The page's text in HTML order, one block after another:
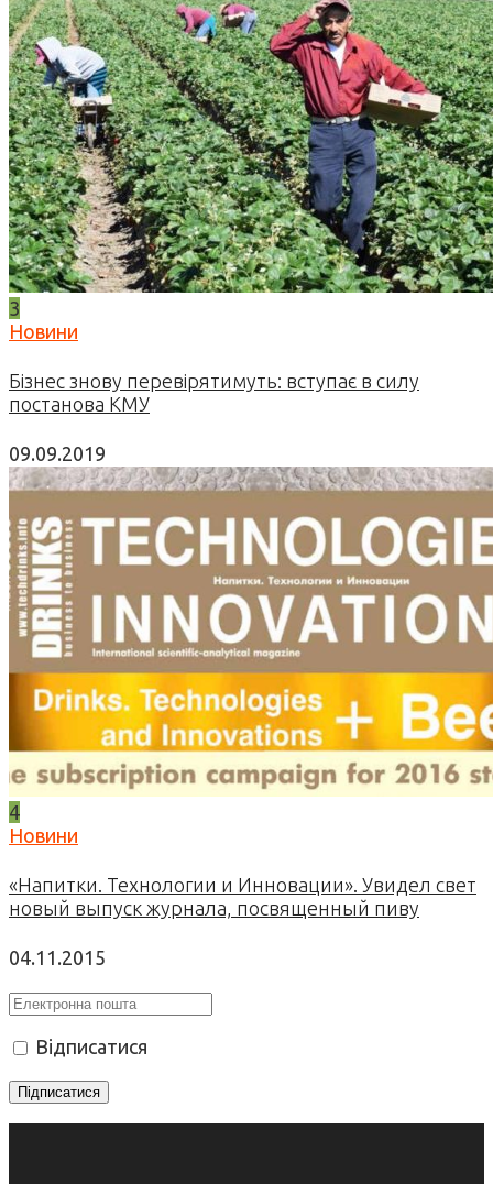
3
Новини
Бізнес знову перевірятимуть: вступає в силу
постанова КМУ
09.09.2019
4
Новини
«Напитки. Технологии и Инновации». Увидел свет
новый выпуск журнала, посвященный пиву
04.11.2015
Відписатися